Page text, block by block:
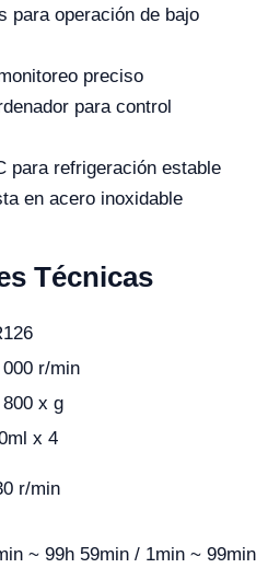
para operación de bajo
preciso
para control
para refrigeración estable
en acero inoxidable
Técnicas
r/min
x g
x 4
r/min
~ 99h 59min / 1min ~ 99min